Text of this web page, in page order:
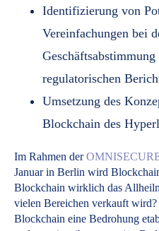
Identifizierung von
Vereinfachungen bei
regulatorischen
Umsetzung des
Blockchain des
Im Rahmen der
Januar in Berlin wird
Blockchain wirklich das
vielen Bereichen verkauft
Blockchain eine Bedrohung